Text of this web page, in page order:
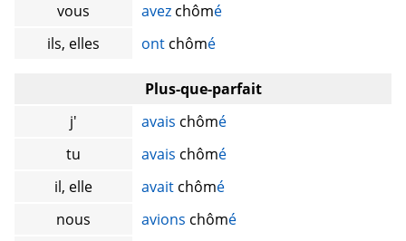
vous
avez chômé
ils, elles
ont chômé
Plus-que-parfait
j'
avais chômé
tu
avais chômé
il, elle
avait chômé
nous
avions chômé